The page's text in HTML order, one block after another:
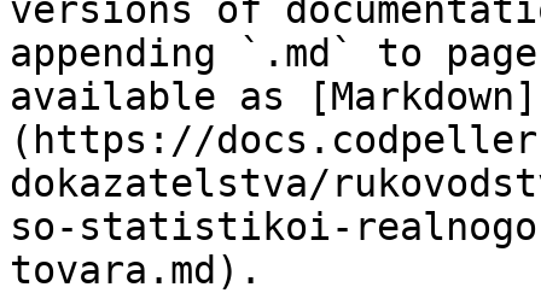
versions of
appending `.md` to
available as [Markdown]
(https://
dokazatelstva/
so-statistikoi-
tovara.md).